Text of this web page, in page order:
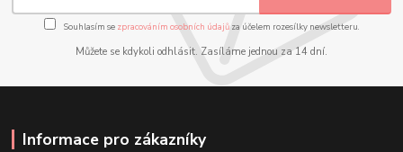
Souhlasím se zpracováním osobních údajůza účelem rozesílky newsletteru.
Můžete se kdykoli odhlásit. Zasíláme jednou za 14 dní.
Informace pro zákazníky